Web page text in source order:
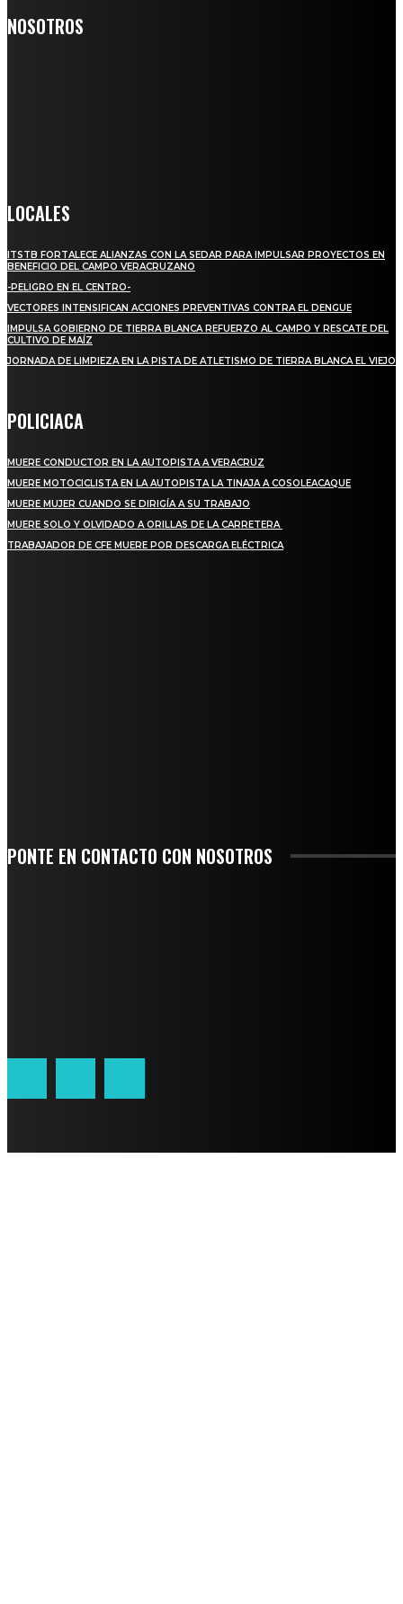
NOSOTROS
LOCALES
ITSTB FORTALECE ALIANZAS CON LA SEDAR PARA IMPULSAR PROYECTOS EN
BENEFICIO DEL CAMPO VERACRUZANO
-PELIGRO EN EL CENTRO-
VECTORES INTENSIFICAN ACCIONES PREVENTIVAS CONTRA EL DENGUE
IMPULSA GOBIERNO DE TIERRA BLANCA REFUERZO AL CAMPO Y RESCATE DEL
CULTIVO DE MAÍZ
JORNADA DE LIMPIEZA EN LA PISTA DE ATLETISMO DE TIERRA BLANCA EL VIEJO
POLICIACA
MUERE CONDUCTOR EN LA AUTOPISTA A VERACRUZ
MUERE MOTOCICLISTA EN LA AUTOPISTA LA TINAJA A COSOLEACAQUE
MUERE MUJER CUANDO SE DIRIGÍA A SU TRABAJO
MUERE SOLO Y OLVIDADO A ORILLAS DE LA CARRETERA
TRABAJADOR DE CFE MUERE POR DESCARGA ELÉCTRICA
PONTE EN CONTACTO CON NOSOTROS